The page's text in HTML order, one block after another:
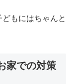
もにはちゃんと
家での対策